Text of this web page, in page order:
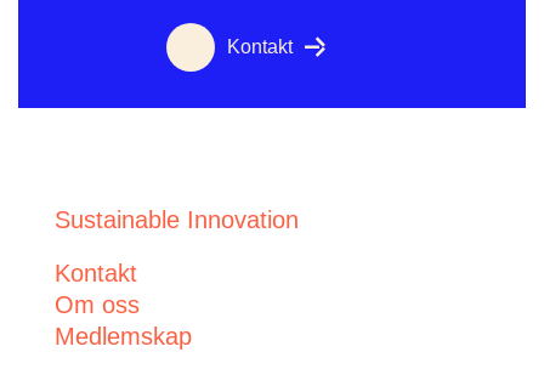
Kontakt
Sustainable Innovation
Kontakt
Om oss
Medlemskap